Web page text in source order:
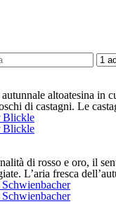
altoatesina in
di castagni. Le
di rosso e oro, il
L’aria fresca